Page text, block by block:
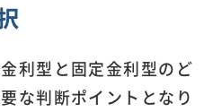
利型と固定金利型のど
な判断ポイントとなり